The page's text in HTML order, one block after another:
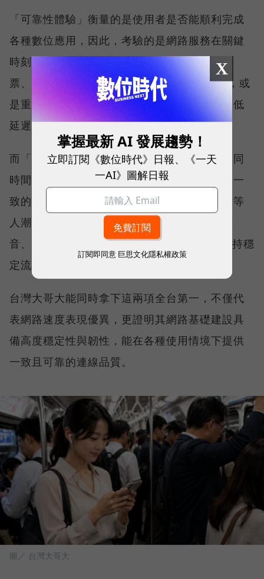
「可靠性體驗」衡量的是使用者是否能順利完成
各種數位應用，因此，考驗的是網路服務在關鍵
時刻不中斷的能力。例如，搶購熱門演唱會門
票、秒殺限量商品、超商結帳掃描 QR Code，或
是重要的線上會議，都需要網路能即時回應、低
延遲且持續運作。
而「品質一致性」則是衡量電信業者可否在不同
時間、不同地點、不同網路負載下，都能維持一
致的網路服務品質。無論是在跨年晚會、球賽等
人潮密集場域，或是在高速移動時觀看串流影
音、傳送 LINE 訊息、分享社群動態，確保維持穩
定流暢，不因環境改變而明顯降速。
台灣大哥大能同時拿下這兩項全台第一，不僅代
表網路速度表現優異，更證明其網路基礎建設具
備高度穩定性與韌性，能在各種使用情境下提供
一致且可靠的連線品質。
圖／ 台灣大哥大
X
掌握最新 AI 發展趨勢！
立即訂閱《數位時代》日報、《一天
一AI》圖解日報
訂閱即同意 巨思文化隱私權政策